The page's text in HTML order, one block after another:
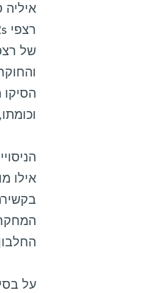
איליה
של
הסיקו
אילו
החלבון
על